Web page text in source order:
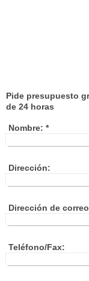
Pide presupuesto
de 24 horas
Nombre: *
Dirección:
Dirección de
Teléfono/Fax: